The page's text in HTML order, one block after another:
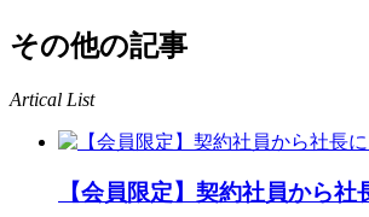
その他の記事
Artical List
【会員限定】契約社員から